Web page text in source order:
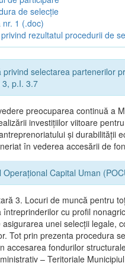
de selecție
nr. 1 (.doc)
rezultatul procedurii de
privind selectarea partenerilor
p.I. 3.7
preocuparea continuă a
investițiilor viitoare
și durabilității
în vederea accesării de
Operațional Capital Uman
3. Locuri de muncă pentru
întreprinderilor cu profil
asigurarea unei selecții legale,
Tot prin prezenta procedura
accesarea fondurilor
– Teritoriale